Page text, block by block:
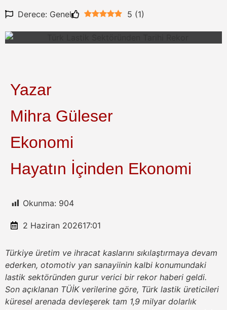
Derece: Genel 5 (1)
Yazar
Mihra Güleser
Ekonomi
Hayatın İçinden Ekonomi
Okunma: 904
2 Haziran 202617:01
Türkiye üretim ve ihracat kaslarını sıkılaştırmaya devam
ederken, otomotiv yan sanayiinin kalbi konumundaki
lastik sektöründen gurur verici bir rekor haberi geldi.
Son açıklanan TÜİK verilerine göre, Türk lastik üreticileri
küresel arenada devleşerek tam 1,9 milyar dolarlık